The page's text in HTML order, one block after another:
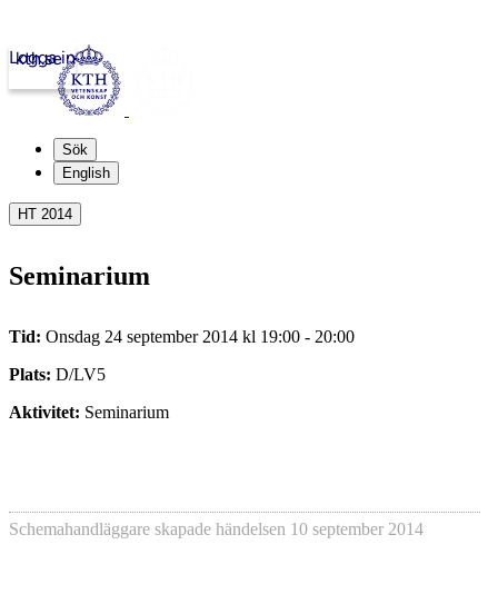
kth.se
Logga in
Sök
English
HT 2014
Seminarium
Tid: Onsdag 24 september 2014 kl 19:00 - 20:00
Plats: D/LV5
Aktivitet: Seminarium
Schemahandläggare skapade händelsen 10 september 2014